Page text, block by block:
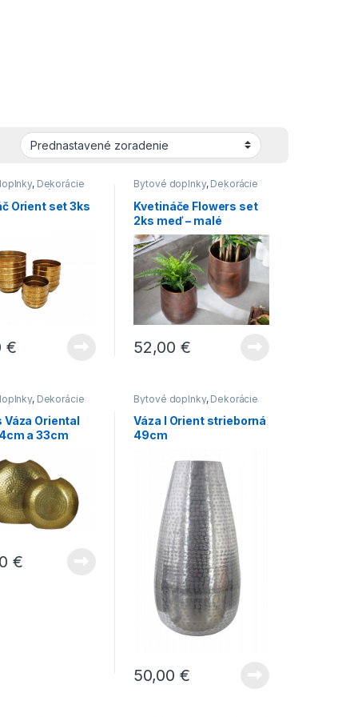
, Dekorácie
Novinky Vázy
Orient set 3ks
€
Bytové doplnky, Dekorácie
do bytu
Novinky Vázy
Kvetináče Flowers set
2ks meď – malé
52,00 €
, Dekorácie
Novinky
Váza Oriental
a 33cm
€
Bytové doplnky, Dekorácie
do bytu
Novinky
Váza I Orient strieborná
49cm
50,00 €